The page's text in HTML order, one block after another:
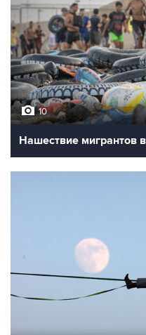
10
Нашествие мигрантов